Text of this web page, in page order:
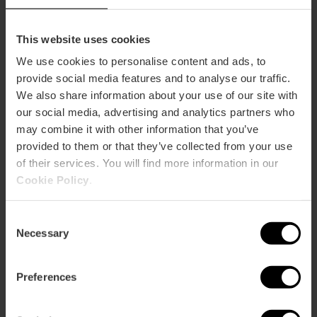
This website uses cookies
We use cookies to personalise content and ads, to
provide social media features and to analyse our traffic.
We also share information about your use of our site with
our social media, advertising and analytics partners who
may combine it with other information that you’ve
provided to them or that they’ve collected from your use
of their services. You will find more information in our
Cookie Policy
Selection
Necessary
Preferences
Tour Albufera Bus Turístico
4.3 - 12 opiniones
15% dto València Tourist Card
Duración: 2h